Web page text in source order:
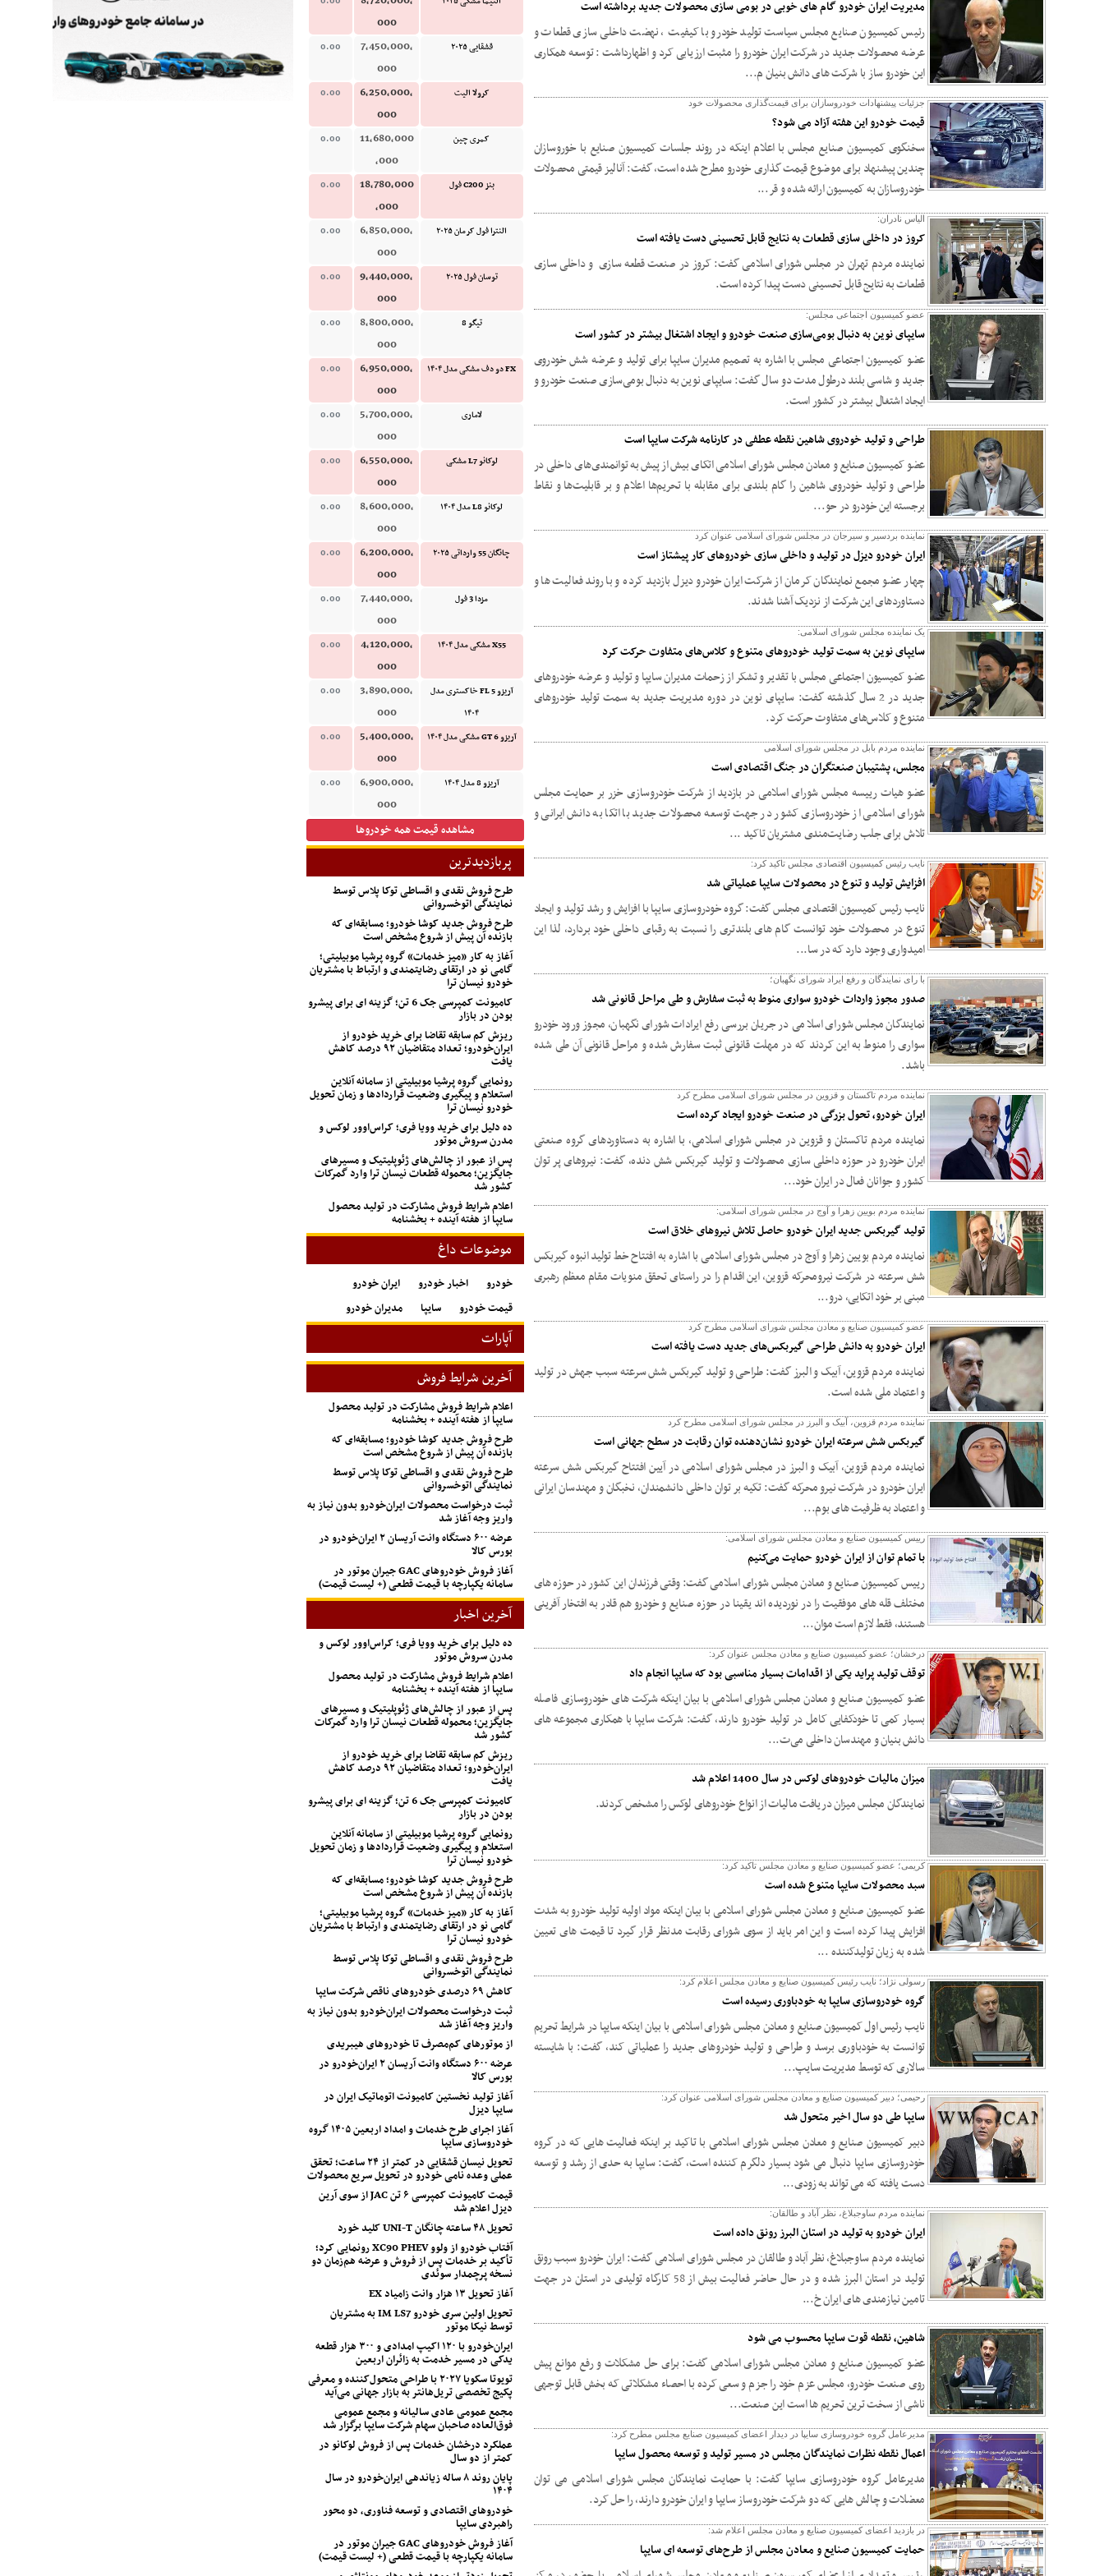
مدیریت ایران خودرو گام های خوبی در بومی سازی محصولات جدید برداشته است
رئیس کمیسیون صنایع مجلس سیاست تولید خودرو با کیفیت ، نهضت داخلی سازی قطعات و
عرضه محصولات جدید در شرکت ایران خودرو را مثبت ارزیابی کرد و اظهارداشت : توسعه همکاری
این خودرو ساز با شرکت های دانش بنیان م...
جزئیات پیشنهادات خودروسازان برای قیمت‌گذاری محصولات خود
قیمت خودرو این هفته آزاد می ‌شود؟
سخنگوی کمیسیون صنایع مجلس با اعلام اینکه در روند جلسات کمیسیون صنایع با خوروسازان
چندین پیشنهاد برای موضوع قیمت گذاری خودرو مطرح شده است، گفت: آنالیز قیمتی محصولات
خودروسازان به کمیسیون ارائه شده و قر...
الیاس نادران:
کروز در داخلی سازی قطعات به نتایج قابل تحسینی دست یافته است
نماینده مردم تهران در مجلس شورای اسلامی گفت: کروز در صنعت قطعه سازی و داخلی سازی
قطعات به نتایج قابل تحسینی دست پیدا کرده است.
عضو کمیسیون اجتماعی مجلس:
سایپای نوین به دنبال بومی‌سازی صنعت خودرو و ایجاد اشتغال بیشتر در کشور است
عضو کمیسیون اجتماعی مجلس با اشاره به تصمیم مدیران سایپا برای تولید و عرضه شش خودروی
جدید و شاسی بلند درطول مدت دو سال گفت: سایپای نوین به دنبال بومی‌سازی صنعت خودرو و
ایجاد اشتغال بیشتر در کشور است.
طراحی و تولید خودروی شاهین نقطه عطفی در کارنامه شرکت سایپا است
عضو کمیسیون صنایع و معادن مجلس شورای اسلامی اتکای بیش از پیش به توانمندی‌های داخلی در
طراحی و تولید خودروی شاهین را گام بلندی برای مقابله با تحریم‌ها اعلام و بر قابلیت‌ها و نقاط
برجسته این خودرو در حو...
نماینده بردسیر و سیرجان در مجلس شورای اسلامی عنوان کرد
ایران خودرو دیزل در تولید و داخلی سازی خودروهای کار پیشتاز است
چهار عضو مجمع نمایندگان کرمان از شرکت ایران خودرو دیزل بازدید کرده و با روند فعالیت ها و
دستاوردهای این شرکت از نزدیک آشنا شدند.
یک نماینده مجلس شورای اسلامی:
سایپای نوین به سمت تولید خودروهای متنوع و کلاس‌های متفاوت حرکت کرد
عضو کمیسیون اجتماعی مجلس با تقدیر و تشکر از زحمات مدیران سایپا و تولید و عرضه خودروهای
جدید در 2 سال گذشته گفت: سایپای نوین در دوره مدیریت جدید به سمت تولید خودروهای
متنوع و کلاس‌های متفاوت حرکت کرد.
نماینده مردم بابل در مجلس شورای اسلامی
مجلس، پشتیبان صنعتگران در جنگ اقتصادی است
عضو هیات رییسه مجلس شورای اسلامی در بازدید از شرکت خودروسازی خزر بر حمایت مجلس
شورای اسلامی از خودروسازی کشور در جهت توسعه محصولات جدید با اتکا به دانش ایرانی و
تلاش برای جلب رضایت‌مندی مشتریان تاکید ...
نایب رئیس کمیسیون اقتصادی مجلس تاکید کرد:
افزایش تولید و تنوع در محصولات سایپا عملیاتی شد
نایب رئیس کمیسیون اقتصادی مجلس گفت: گروه خودروسازی سایپا با افزایش و رشد تولید و ایجاد
تنوع در محصولات خود توانست گام های بلندتری را نسبت به رقبای داخلی خود بردارد، لذا این
امیدواری وجود دارد که در سا...
با رای نمایندگان و رفع ایراد شورای نگهبان؛
صدور مجوز واردات خودرو سواری منوط به ثبت سفارش و طی مراحل قانونی شد
نمایندگان مجلس شورای اسلامی در جریان بررسی رفع ایرادات شورای نگهبان، مجوز ورود خودرو
سواری را منوط به این کردند که در مهلت قانونی ثبت سفارش شده و مراحل قانونی آن طی شده
باشد.
نماینده مردم تاکستان و قزوین در مجلس شورای اسلامی مطرح کرد
ایران خودرو، تحول بزرگی در صنعت خودرو ایجاد کرده است
نماینده مردم تاکستان و قزوین در مجلس شورای اسلامی، با اشاره به دستاوردهای گروه صنعتی
ایران خودرو در حوزه داخلی سازی محصولات و تولید گیربکس شش دنده، گفت: نیروهای پر توان
کشور و جوانان فعال در ایران خود...
نماینده مردم بویین زهرا و آوج در مجلس شورای اسلامی:
تولید گیربکس جدید ایران خودرو حاصل تلاش نیروهای خلاق است
نماینده مردم بویین زهرا و آوج در مجلس شورای اسلامی با اشاره به افتتاح خط تولید انبوه گیربکس
شش سرعته در شرکت نیرومحرکه قزوین، این اقدام را در راستای تحقق منویات مقام معظم رهبری
مبنی بر خود اتکایی، درو...
عضو کمیسیون صنایع و معادن مجلس شورای اسلامی مطرح کرد
ایران خودرو به دانش طراحی گیربکس‌های جدید دست یافته است
نماینده مردم قزوین،‌ آبیک و البرز گفت: طراحی و تولید گیربکس شش سرعته سبب جهش در تولید
و اعتماد ملی شده است.
نماینده مردم قزوین، آبیک و البرز در مجلس شورای اسلامی مطرح کرد
گیربکس شش سرعته ایران خودرو نشان‌دهنده توان رقابت در سطح جهانی است
نماینده مردم قزوین، آبیک و البرز در مجلس شورای اسلامی در آیین افتتاح گیربکس شش سرعته
ایران خودرو در شرکت نیرو محرکه گفت: تکیه بر توان داخلی دانشمندان، نخبگان و مهندسان ایرانی
و اعتماد به ظرفیت های بوم...
رییس کمیسیون صنایع و معادن مجلس شورای اسلامی:
با تمام توان از ایران خودرو حمایت می‌کنیم
رییس کمیسیون صنایع و معادن مجلس شورای اسلامی گفت: وقتی فرزندان این کشور در حوزه های
مختلف قله های موفقیت را در نوردیده اند یقینا در حوزه صنایع و خودرو هم قادر به افتخار آفرینی
هستند، فقط لازم است موان...
درخشان؛ عضو کمیسیون صنایع و معادن مجلس عنوان کرد:
توقف تولید پراید یکی از اقدامات بسیار مناسبی بود که سایپا انجام داد
عضو کمیسیون صنایع و معادن مجلس شورای اسلامی با بیان اینکه شرکت های خودروسازی فاصله
بسیار کمی تا خودکفایی کامل در تولید خودرو دارند، گفت: شرکت سایپا با همکاری مجموعه های
دانش بنیان و مهندسان داخلی می‌ت...
میزان مالیات خودروهای لوکس در سال 1400 اعلام شد
نمایندگان مجلس میزان دریافت مالیات از انواع خودروهای لوکس را مشخص کردند.
کریمی؛ عضو کمیسیون صنایع و معادن مجلس تاکید کرد:
سبد محصولات سایپا متنوع شده است
عضو کمیسیون صنایع و معادن مجلس شورای اسلامی با بیان اینکه مواد اولیه تولید خودرو به شدت
افزایش پیدا کرده است و این امر باید از سوی شورای رقابت مدنظر قرار گیرد تا قیمت های تعیین
شده به زیان تولیدکننده ...
رسولی نژاد؛ نایب رئیس کمیسیون صنایع و معادن مجلس اعلام کرد:
گروه خودروسازی سایپا به خودباوری رسیده است
نایب رئیس اول کمیسیون صنایع و معادن مجلس شورای اسلامی با بیان اینکه سایپا در شرایط تحریم
توانست به خودباوری برسد و طراحی و تولید خودروهای جدید را عملیاتی کند، گفت: با شایسته
سالاری که توسط مدیریت سایپ...
رحیمی؛ دبیر کمیسیون صنایع و معادن مجلس شورای اسلامی عنوان کرد:
سایپا طی دو سال اخیر متحول شد
دبیر کمیسیون صنایع و معادن مجلس شورای اسلامی با تاکید بر اینکه فعالیت هایی که در گروه
خودروسازی سایپا دنبال می شود بسیار دلگرم کننده است، گفت: سایپا به حدی از رشد و توسعه
دست یافته که می تواند به زودی...
نماینده مردم ساوجبلاغ، نظر آباد و طالقان:
ایران خودرو به تولید در استان البرز رونق داده است
نماینده مردم ساوجبلاغ، نظر آباد و طالقان در مجلس شورای اسلامی گفت: ایران خودرو سبب رونق
تولید در استان البرز شده و در حال حاضر فعالیت بیش از 58 کارگاه تولیدی در استان در جهت
تامین نیازمندی های ایران خ...
شاهین، نقطه قوت سایپا محسوب می شود
عضو کمیسیون صنایع و معادن مجلس شورای اسلامی گفت: برای حل مشکلات و رفع موانع پیش
روی صنعت خودرو، مجلس عزم خود را جزم و سعی کرده با احصاء مشکلاتی که بخش قابل توجهی
ناشی از سخت ترین تحریم ها است این صنعت...
مدیرعامل گروه خودروسازی سایپا در دیدار اعضای کمیسیون صنایع مجلس مطرح کرد:
اعمال نقطه نظرات نمایندگان مجلس در مسیر تولید و توسعه محصول سایپا
مدیرعامل گروه خودروسازی سایپا گفت: با حمایت نمایندگان مجلس شورای اسلامی می توان
معضلات و چالش هایی که دو شرکت خودروساز سایپا و ایران خودرو دارند، را حل کرد.
در بازدید اعضای کمیسیون صنایع و معادن مجلس اعلام شد:
حمایت کمیسیون صنایع و معادن مجلس از طرح‌های توسعه ای سایپا
000
قشقایی ۲۰۲۵
7,450,000,
000
0.00
کرولا الیت
6,250,000,
000
0.00
کمری چین
11,680,000
,000
0.00
بنز C200 فول
18,780,000
,000
0.00
النترا فول کرمان ۲۰۲۵
6,850,000,
000
0.00
توسان فول ۲۰۲۵
9,440,000,
000
0.00
تیگو 8
8,800,000,
000
0.00
FX دو دف مشکی مدل ۱۴۰۴
6,950,000,
000
0.00
لاماری
5,700,000,
000
0.00
لوکانو L7 مشکی
6,550,000,
000
0.00
لوکانو L8 مدل ۱۴۰۴
8,600,000,
000
0.00
چانگان 55 وارداتی ۲۰۲۵
6,200,000,
000
0.00
مزدا 3 فول
7,440,000,
000
0.00
X55 مشکی مدل ۱۴۰۴
4,120,000,
000
0.00
آریزو 5 FL خاکستری مدل
۱۴۰۴
3,890,000,
000
0.00
آریزو 6 GT مشکی مدل ۱۴۰۴
5,400,000,
000
0.00
آریزو 8 مدل ۱۴۰۴
6,900,000,
000
0.00
مشاهده قیمت همه خودروها
پربازدیدترین
طرح فروش نقدی و اقساطی توکا پلاس توسط
نمایندگی اتوخسروانی
طرح فروش جدید کوشا خودرو؛ مسابقه‌ای که
بازنده آن پیش از شروع مشخص است
آغاز به کار «میز خدمات» گروه پرشیا موبیلیتی؛
گامی نو در ارتقای رضایتمندی و ارتباط با مشتریان
خودرو نیسان ترا
کامیونت کمپرسی جک 6 تن؛ گزینه ای برای پیشرو
بودن در بازار
ریزش کم‌ سابقه تقاضا برای خرید خودرو از
ایران‌خودرو؛ تعداد متقاضیان ۹۲ درصد کاهش
یافت
رونمایی گروه پرشیا موبیلیتی از سامانه آنلاین
استعلام و پیگیری وضعیت قراردادها و زمان تحویل
خودرو نیسان ترا
ده دلیل برای خرید وویا فری؛ کراس‌اوور لوکس و
مدرن سروش موتور
پس از عبور از چالش‌های ژئوپلیتیک و مسیرهای
جایگزین؛ محموله قطعات نیسان ترا وارد گمرکات
کشور شد
اعلام شرایط فروش مشارکت در تولید محصول
سایپا از هفته آینده + بخشنامه
موضوعات داغ
خودرو اخبار خودرو
ایران خودرو
قیمت خودرو
سایپا مدیران خودرو
آپارات
آخرین شرایط فروش
اعلام شرایط فروش مشارکت در تولید محصول
سایپا از هفته آینده + بخشنامه
طرح فروش جدید کوشا خودرو؛ مسابقه‌ای که
بازنده آن پیش از شروع مشخص است
طرح فروش نقدی و اقساطی توکا پلاس توسط
نمایندگی اتوخسروانی
ثبت درخواست محصولات ایران‌خودرو بدون نیاز به
واریز وجه آغاز شد
عرضه ۶۰۰ دستگاه وانت آریسان ۲ ایران‌خودرو در
بورس کالا
آغاز فروش خودروهای GAC جیران موتور در
سامانه یکپارچه با قیمت قطعی (+ لیست قیمت)
آخرین اخبار
ده دلیل برای خرید وویا فری؛ کراس‌اوور لوکس و
مدرن سروش موتور
اعلام شرایط فروش مشارکت در تولید محصول
سایپا از هفته آینده + بخشنامه
پس از عبور از چالش‌های ژئوپلیتیک و مسیرهای
جایگزین؛ محموله قطعات نیسان ترا وارد گمرکات
کشور شد
ریزش کم‌ سابقه تقاضا برای خرید خودرو از
ایران‌خودرو؛ تعداد متقاضیان ۹۲ درصد کاهش
یافت
کامیونت کمپرسی جک 6 تن؛ گزینه ای برای پیشرو
بودن در بازار
رونمایی گروه پرشیا موبیلیتی از سامانه آنلاین
استعلام و پیگیری وضعیت قراردادها و زمان تحویل
خودرو نیسان ترا
طرح فروش جدید کوشا خودرو؛ مسابقه‌ای که
بازنده آن پیش از شروع مشخص است
آغاز به کار «میز خدمات» گروه پرشیا موبیلیتی؛
گامی نو در ارتقای رضایتمندی و ارتباط با مشتریان
خودرو نیسان ترا
طرح فروش نقدی و اقساطی توکا پلاس توسط
نمایندگی اتوخسروانی
کاهش ۶۹ درصدی خودروهای ناقص شرکت سایپا
ثبت درخواست محصولات ایران‌خودرو بدون نیاز به
واریز وجه آغاز شد
از موتورهای کم‌مصرف تا خودروهای هیبریدی
عرضه ۶۰۰ دستگاه وانت آریسان ۲ ایران‌خودرو در
بورس کالا
آغاز تولید نخستین کامیونت اتوماتیک ایران در
سایپا دیزل
آغاز اجرای طرح خدمات و امداد اربعین ۱۴۰۵ گروه
خودروسازی سایپا
تحویل نیسان قشقایی در کمتر از ۲۴ ساعت؛ تحقق
عملی وعده نامی خودرو در تحویل سریع محصولات
قیمت کامیونت کمپرسی ۶ تن JAC از سوی آرین
دیزل اعلام شد
تحویل ۴۸ ساعته چانگان UNI-T کلید خورد
آفتاب خودرو از ولوو XC90 PHEV رونمایی کرد؛
تأکید بر خدمات پس از فروش و عرضه هم‌زمان دو
نسخه پرچمدار سوئدی
آغاز تحویل ۱۳ هزار وانت زامیاد EX
تحویل اولین سری خودرو IM LS7 به مشتریان
توسط نیکا موتور
ایران‌خودرو با ۱۲۰ اکیپ امدادی و ۳۰۰ هزار قطعه
یدکی در مسیر خدمت به زائران اربعین
تویوتا سکویا ۲۰۲۷ با طراحی متحول‌کننده و معرفی
پکیج تخصصی تریل‌هانتر به بازار جهانی می‌آید
مجمع عمومی عادی سالیانه و مجمع عمومی
فوق‌العاده صاحبان سهام شرکت سایپا برگزار شد
عملکرد درخشان خدمات پس از فروش لوکانو در
کمتر از دو سال
پایان روند ۸ ساله زیاندهی ایران‌خودرو در سال
۱۴۰۴
خودروهای اقتصادی و توسعه فناوری، دو محور
راهبردی سایپا
آغاز فروش خودروهای GAC جیران موتور در
سامانه یکپارچه با قیمت قطعی (+ لیست قیمت)